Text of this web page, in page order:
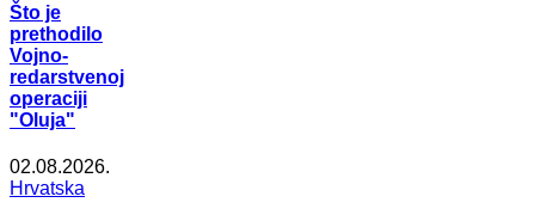
Što je
prethodilo
Vojno-
redarstvenoj
operaciji
"Oluja"
02.08.2026.
Hrvatska